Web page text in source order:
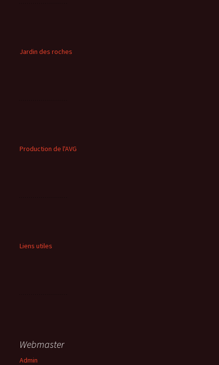
Jardin des roches
Production de l'AVG
Liens utiles
Webmaster
Admin